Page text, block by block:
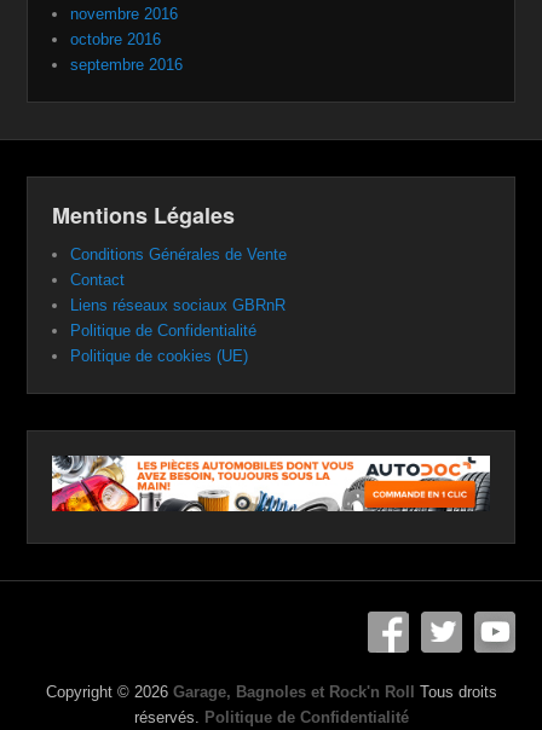
novembre 2016
octobre 2016
septembre 2016
Mentions Légales
Conditions Générales de Vente
Contact
Liens réseaux sociaux GBRnR
Politique de Confidentialité
Politique de cookies (UE)
Copyright © 2026 Garage, Bagnoles et Rock'n Roll
Tous droits
réservés. Politique de Confidentialité